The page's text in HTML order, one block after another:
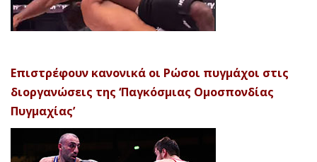
Επιστρέφουν κανονικά οι Ρώσοι πυγμάχοι στις
διοργανώσεις της ‘Παγκόσμιας Ομοσπονδίας
Πυγμαχίας’